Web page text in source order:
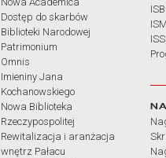
Dostęp do skarbów
Biblioteki Narodowej
Patrimonium
Omnis
Imieniny Jana
Kochanowskiego
Nowa Biblioteka
Rzeczypospolitej
Rewitalizacja i aranżacja
wnętrz Pałacu